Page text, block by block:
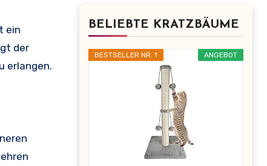
ein
der
erlangen.
BELIEBTE KRATZBÄUME
ANGEBOT
BESTSELLER NR. 1